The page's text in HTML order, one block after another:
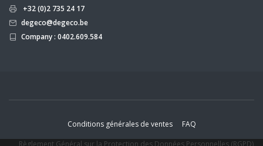
+32 (0)2 735 24 17
degeco@degeco.be
Company : 0402.609.584
Conditions générales de ventes
FAQ